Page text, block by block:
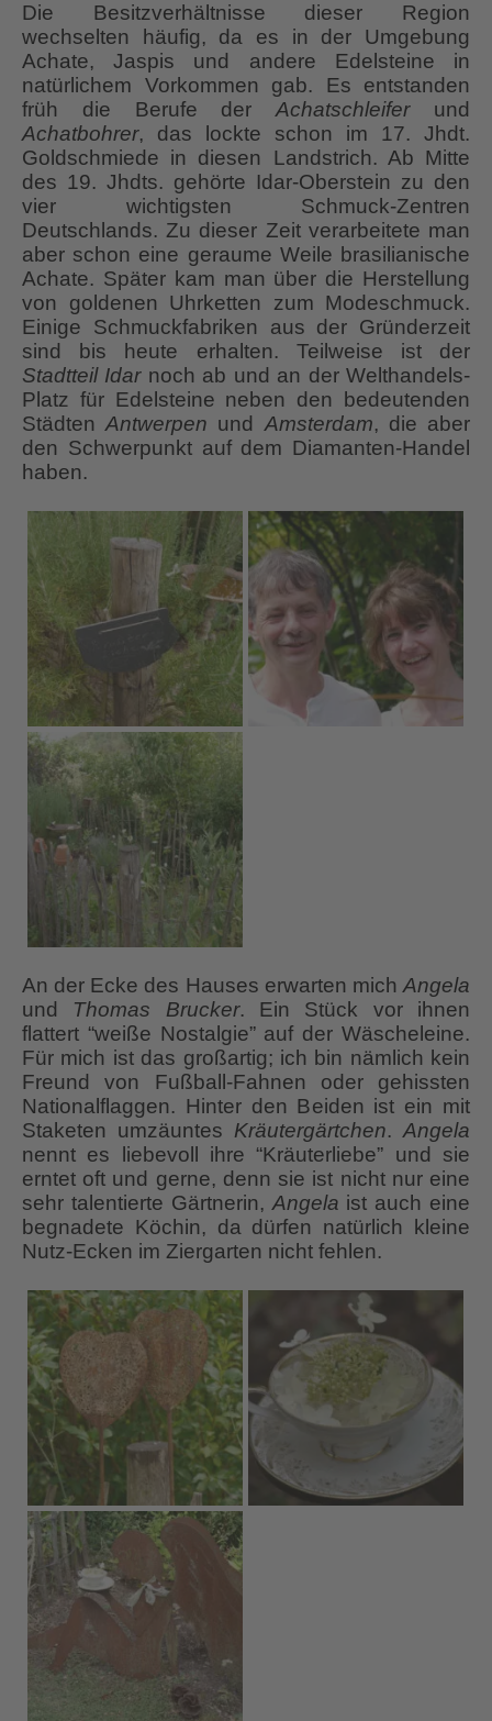
Die Besitzverhältnisse dieser Region
wechselten häufig, da es in der Umgebung
Achate, Jaspis und andere Edelsteine in
natürlichem Vorkommen gab. Es entstanden
früh die Berufe derAchatschleiferund
Achatbohrer, das lockte schon im 17. Jhdt.
Goldschmiede in diesen Landstrich. Ab Mitte
des 19. Jhdts. gehörte Idar-Oberstein zu den
vier wichtigsten Schmuck-Zentren
Deutschlands. Zu dieser Zeit verarbeitete man
aber schon eine geraume Weile brasilianische
Achate. Später kam man über die Herstellung
von goldenen Uhrketten zum Modeschmuck.
Einige Schmuckfabriken aus der Gründerzeit
sind bis heute erhalten. Teilweise ist der
Stadtteil Idarnoch ab und an der Welthandels-
Platz für Edelsteine neben den bedeutenden
StädtenAntwerpen undAmsterdam, die aber
den Schwerpunkt auf dem Diamanten-Handel
haben.
An der Ecke des Hauses erwarten michAngela
und Thomas Brucker. Ein Stück vor ihnen
flattert “weiße Nostalgie” auf der Wäscheleine.
Für mich ist das großartig; ich bin nämlich kein
Freund von Fußball-Fahnen oder gehissten
Nationalflaggen. Hinter den Beiden ist ein mit
Staketen umzäuntes Kräutergärtchen.Angela
nennt es liebevoll ihre “Kräuterliebe” und sie
erntet oft und gerne, denn sie ist nicht nur eine
sehr talentierte Gärtnerin,Angela ist auch eine
begnadete Köchin, da dürfen natürlich kleine
Nutz-Ecken im Ziergarten nicht fehlen.